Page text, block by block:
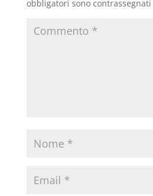
obbligatori sono contrassegnati